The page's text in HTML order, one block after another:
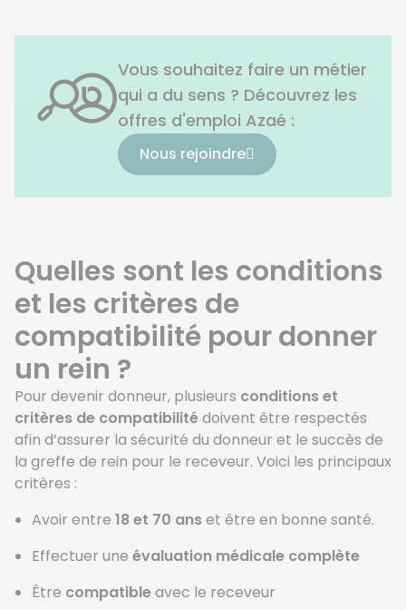
Vous souhaitez faire un métier
qui a du sens ? Découvrez les
offres d'emploi Azaé :
Nous rejoindre
Quelles sont les conditions
et les critères de
compatibilité pour donner
un rein ?
Pour devenir donneur, plusieurs conditions et
critères de compatibilitédoivent être respectés
afin d’assurer la sécurité du donneur et le succès de
la greffe de rein pour le receveur. Voici les principaux
critères :
Avoir entre18 et 70 anset être en bonne santé.
Effectuer une évaluation médicale complète
Être compatibleavec le receveur